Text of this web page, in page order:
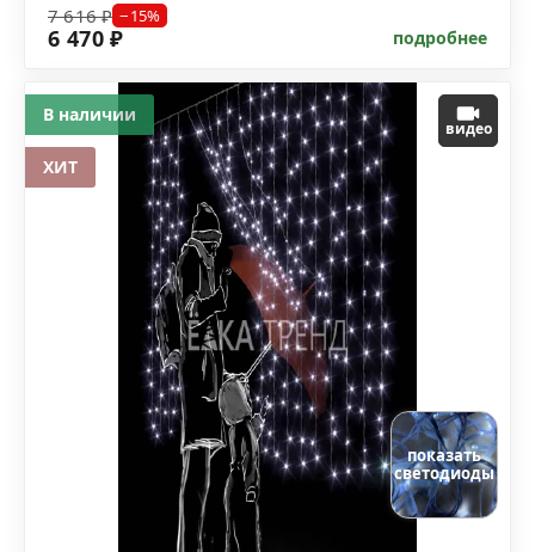
7 616 ₽ −15%
6 470 ₽ подробнее
видео
показать
светодиоды
В наличии
ХИТ